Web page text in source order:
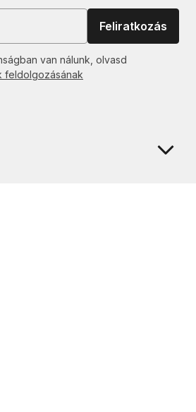
Feliratkozás
van nálunk, olvasd
feldolgozásának